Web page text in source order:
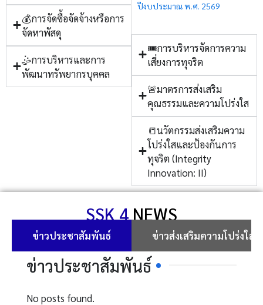
💰การจัดซื้อจัดจ้างหรือการ
จัดหาพัสดุ
🤹การบริหารและการ
พัฒนาทรัพยากรบุคคล
ปีงบประมาณ พ.ศ. 2569
🎟การบริหารจัดการความ
เสี่ยงการทุจริต
🚨มาตรการส่งเสริม
คุณธรรมและความโปร่งใส
📒นวัตกรรมส่งเสริมความ
โปร่งใสและป้องกันการ
ทุจริต (Integrity
Innovation: II)
SSK 4 NEWS
ข่าวประชาสัมพันธ์ ข่าวส่งเสริมความโปร่งใส
ข่าวประชาสัมพันธ์
No posts found.